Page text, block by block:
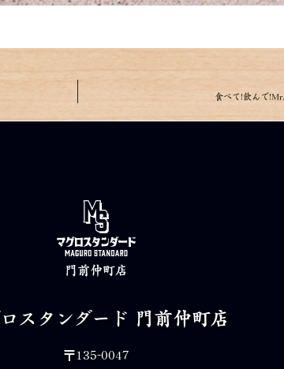
食べて!飲んで
門前仲町店
スタンダード 門前仲町店
〒135-0047